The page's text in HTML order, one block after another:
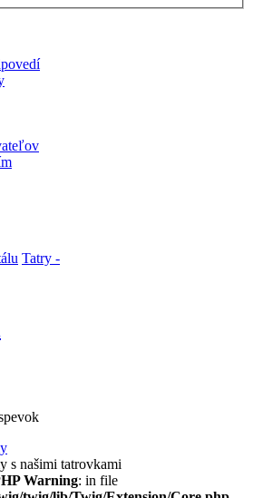
Tatry -
s našimi tatrovkami
Warning: in file